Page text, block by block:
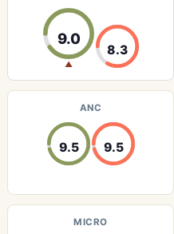
9.0
▲
8.3
ANC
9.5 9.5
MICRO